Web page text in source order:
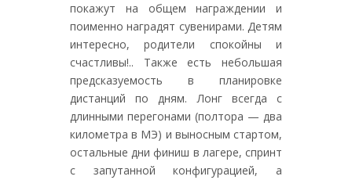
покажут на общем награждении и
поименно наградят сувенирами. Детям
интересно, родители спокойны и
счастливы!.. Также есть небольшая
предсказуемость в планировке
дистанций по дням. Лонг всегда с
длинными перегонами (полтора — два
километра в МЭ) и выносным стартом,
остальные дни финиш в лагере, спринт
с запутанной конфигурацией, а